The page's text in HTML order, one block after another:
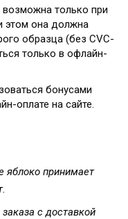
только при
этом она должна
образца (без CVC-
только в офлайн-
бонусами
оплате на сайте.
яблоко принимает
с доставкой